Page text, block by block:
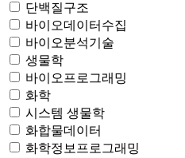
단백질구조
바이오데이터수집
바이오분석기술
생물학
바이오프로그래밍
화학
시스템 생물학
화합물데이터
화학정보프로그래밍